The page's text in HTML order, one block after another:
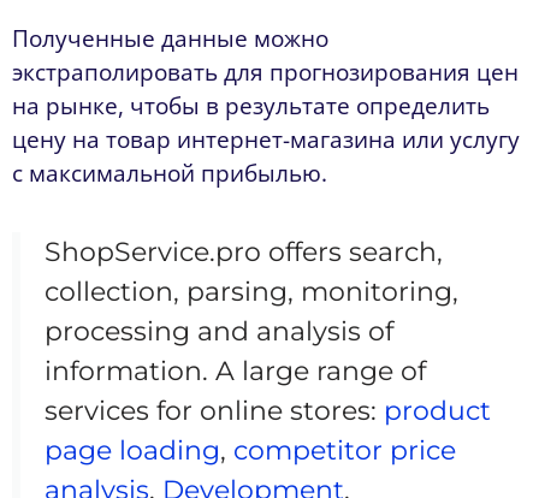
Полученные данные можно
экстраполировать для прогнозирования цен
на рынке, чтобы в результате определить
цену на товар интернет-магазина или услугу
с максимальной прибылью.
ShopService.pro offers search,
collection, parsing, monitoring,
processing and analysis of
information. A large range of
services for online stores: product
page loading, competitor price
analysis. Development,